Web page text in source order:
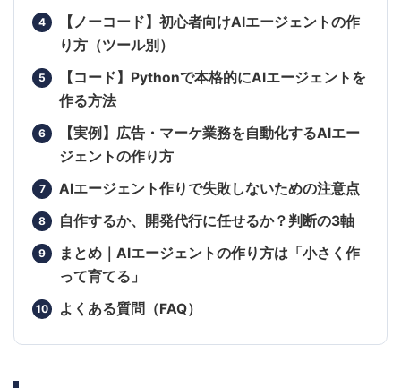
【ノーコード】初心者向けAIエージェントの作
り方（ツール別）
【コード】Pythonで本格的にAIエージェントを
作る方法
【実例】広告・マーケ業務を自動化するAIエー
ジェントの作り方
AIエージェント作りで失敗しないための注意点
自作するか、開発代行に任せるか？判断の3軸
まとめ｜AIエージェントの作り方は「小さく作
って育てる」
よくある質問（FAQ）